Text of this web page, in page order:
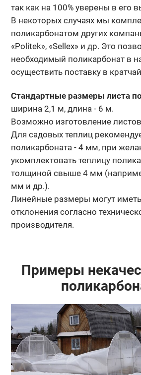
так как на 100% уверены в его
В некоторых случаях мы
поликарбонатом других
«Politek», «Sellex» и др. Это
необходимый поликарбонат в
осуществить поставку в
Стандартные размеры листа
ширина 2,1 м, длина - 6 м.
Возможно изготовление
Для садовых теплиц
поликарбоната - 4 мм, при
укомплектовать теплицу
толщиной свыше 4 мм
мм и др.).
Линейные размеры могут
отклонения согласно
производителя.
Примеры